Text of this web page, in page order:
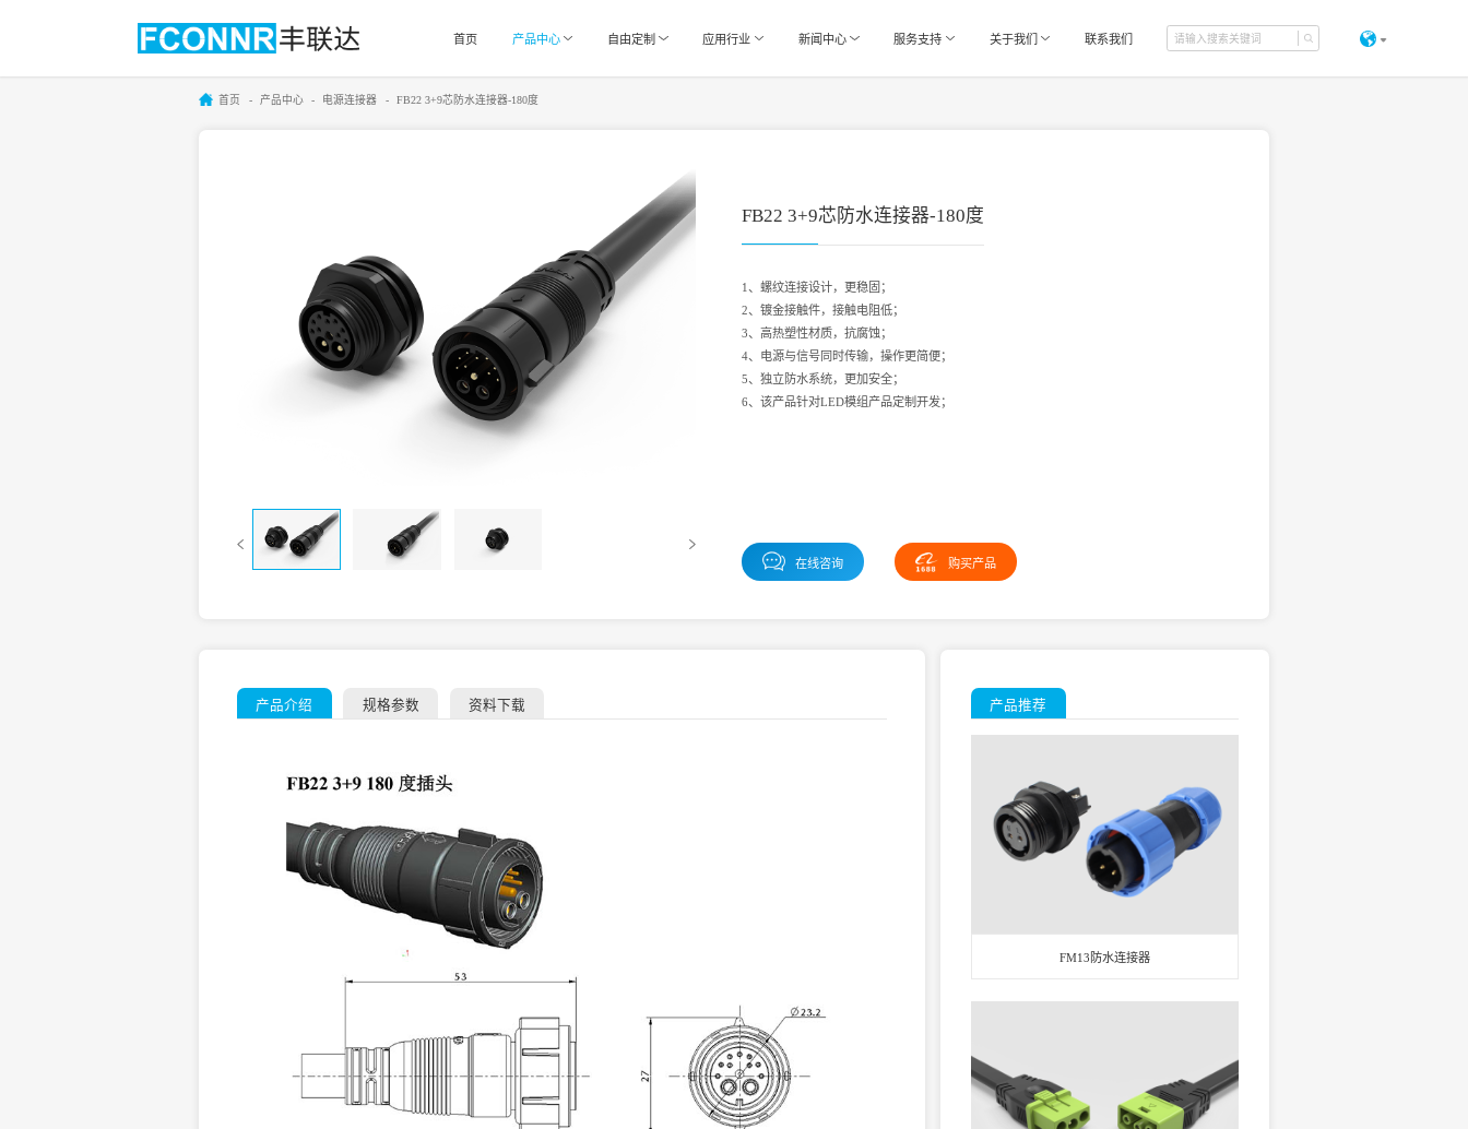
首页 产品中心 自由定制 应用行业 新闻中心 服务支持 关于我们 联系我们
首页 产品中心 电源连接器 FB22 3+9芯防水连接器-180度
FB22 3+9芯防水连接器-180度
1、螺纹连接设计，更稳固；
2、镀金接触件，接触电阻低；
3、高热塑性材质，抗腐蚀；
4、电源与信号同时传输，操作更简便；
5、独立防水系统，更加安全；
6、该产品针对LED模组产品定制开发；
在线咨询 购买产品
产品介绍 规格参数 资料下载 产品推荐
FM13防水连接器